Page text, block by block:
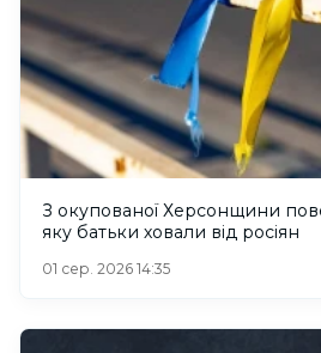
З окупованої Херсонщини
яку батьки ховали від росіян
01 сер. 2026 14:35